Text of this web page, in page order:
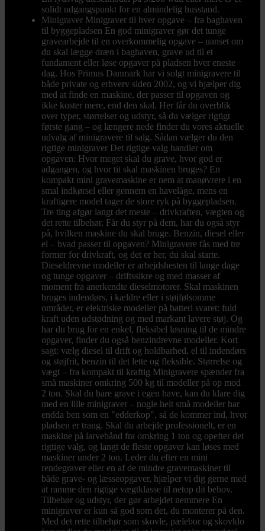
solidt udgangspunkt for en almindelig husstand.
Minigraver Minigraver til hver opgave – fra baghaven
til byggepladsen En god minigraver gør det tunge
gravearbejde til en overkommelig opgave – uanset om
du skal lægge dræn i baghaven, grave ud til et
fundament eller løse opgaver på pladsen hver eneste
dag. Hos Primus Danmark har vi solgt minigravere til
både private og erhverv siden 2002, og vi hjælper dig
med at finde en maskine, der passer til opgaven og
ikke koster mere, end den skal. Her får du overblik
over typer, størrelser og udstyr, så du vælger rigtigt
første gang – og længere nede finder du vores aktuelle
udvalg af minigravere til salg. Sådan vælger du den
rigtige minigraver Det rigtige valg handler om
opgaven: Hvor meget skal du grave, hvor god er
adgangen, og hvor tit skal maskinen bruges? En
kompakt mini gravemaskine er nem at manøvrere i en
smal indkørsel eller gennem en havelåge, mens en
kraftigere model tager de store ryk på byggepladsen.
Tre ting afgør langt det meste – drivkraften, vægten og
det rette tilbehør. Får du styr på dem, har du også styr
på, hvilken maskine du skal bruge. Benzin, diesel eller
el – hvad passer til opgaven? Minigravere fås med tre
former for drivkraft, og det er her, du skal starte.
Dieseldrevne modeller er arbejdshesten til lange dage
og tunge opgaver – driftssikre og med masser af
moment fra anerkendte dieselmotorer. Skal maskinen
bruges indendørs, i kældre eller i støjfølsomme
områder, er elektriske modeller på batteri svaret: fuld
kraft uden udstødning og med markant lavere støj. Og
har du brug for en enkel, fleksibel løsning til de mindre
opgaver, finder du også benzindrevne modeller. Kort
sagt: vælg diesel til drift og holdbarhed, el til indendørs
og støjfrit, benzin til det lette og fleksible. Størrelse og
vægt – fra kompakt til kraftig Minigravere spænder fra
små maskiner omkring 500 kg til modeller på op mod
2 ton. Skal du bare grave i egen have, kan du klare dig
med en lille minigraver – nogle helt små modeller har
endda ben som en "edderkop", så de kommer ind, hvor
pladsen er trang. Skal du arbejde professionelt, er en
maskine på larvebånd fra omkring 1 ton og opefter det
rigtige valg, og langt de fleste opgaver kan løses med
maskiner under 2 ton. Leder du efter en mini
rendegraver eller en af de mindre gravemaskiner til
både grave- og læsseopgaver, hjælper vi dig gerne med
at ramme den rigtige vægtklasse til netop dit behov.
Tilbehør og udstyr, der gør arbejdet nemmere En
minigraver er kun så god som det, du monterer på den.
Med det rette tilbehør som skovle, pælebor og skovklo